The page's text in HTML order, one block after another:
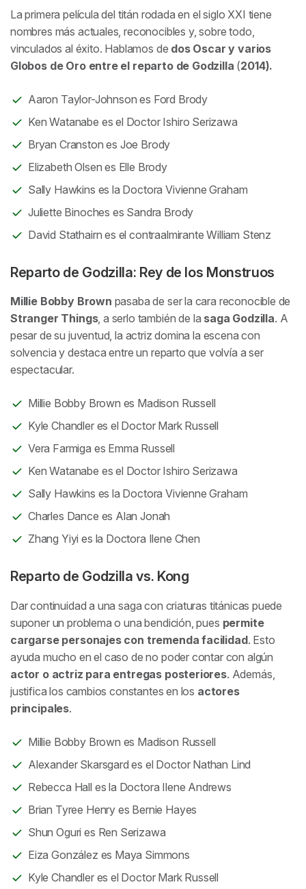
La primera película del titán rodada en el siglo XXI tiene
nombres más actuales, reconocibles y, sobre todo,
vinculados al éxito. Hablamos de dos Oscar y varios
Globos de Oro entre el reparto de Godzilla (2014).
Aaron Taylor-Johnson es Ford Brody
Ken Watanabe es el Doctor Ishiro Serizawa
Bryan Cranston es Joe Brody
Elizabeth Olsen es Elle Brody
Sally Hawkins es la Doctora Vivienne Graham
Juliette Binoches es Sandra Brody
David Stathairn es el contraalmirante William Stenz
Reparto de Godzilla: Rey de los Monstruos
Millie Bobby Brown pasaba de ser la cara reconocible de
Stranger Things, a serlo también de la saga Godzilla. A
pesar de su juventud, la actriz domina la escena con
solvencia y destaca entre un reparto que volvía a ser
espectacular.
Millie Bobby Brown es Madison Russell
Kyle Chandler es el Doctor Mark Russell
Vera Farmiga es Emma Russell
Ken Watanabe es el Doctor Ishiro Serizawa
Sally Hawkins es la Doctora Vivienne Graham
Charles Dance es Alan Jonah
Zhang Yiyi es la Doctora Ilene Chen
Reparto de Godzilla vs. Kong
Dar continuidad a una saga con criaturas titánicas puede
suponer un problema o una bendición, pues permite
cargarse personajes con tremenda facilidad. Esto
ayuda mucho en el caso de no poder contar con algún
actor o actriz para entregas posteriores. Además,
justifica los cambios constantes en los actores
principales.
Millie Bobby Brown es Madison Russell
Alexander Skarsgard es el Doctor Nathan Lind
Rebecca Hall es la Doctora Ilene Andrews
Brian Tyree Henry es Bernie Hayes
Shun Oguri es Ren Serizawa
Eiza González es Maya Simmons
Kyle Chandler es el Doctor Mark Russell